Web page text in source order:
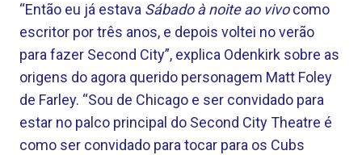
“Então eu já estava Sábado à noite ao vivocomo
escritor por três anos, e depois voltei no verão
para fazer Second City”, explica Odenkirk sobre as
origens do agora querido personagem Matt Foley
de Farley. “Sou de Chicago e ser convidado para
estar no palco principal do Second City Theatre é
como ser convidado para tocar para os Cubs